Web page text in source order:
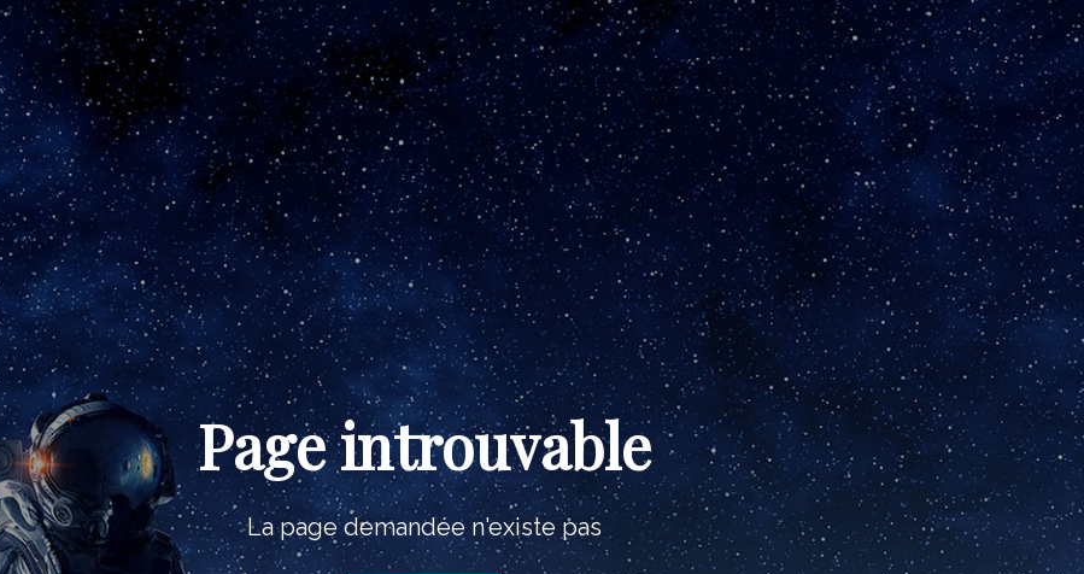
Page introuvable
La page demandée n'existe pas